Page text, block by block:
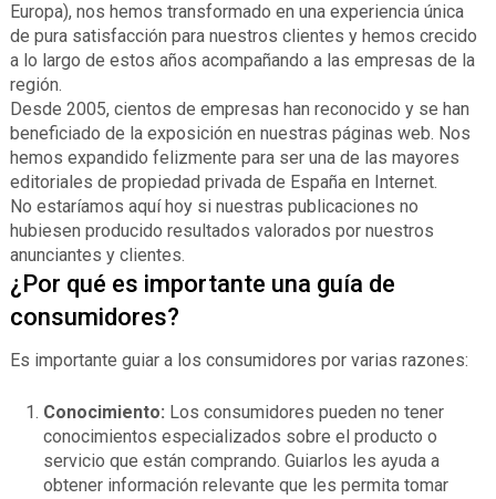
Europa), nos hemos transformado en una experiencia única
de pura satisfacción para nuestros clientes y hemos crecido
a lo largo de estos años acompañando a las empresas de la
región.
Desde 2005, cientos de empresas han reconocido y se han
beneficiado de la exposición en nuestras páginas web. Nos
hemos expandido felizmente para ser una de las mayores
editoriales de propiedad privada de España en Internet.
No estaríamos aquí hoy si nuestras publicaciones no
hubiesen producido resultados valorados por nuestros
anunciantes y clientes.
¿Por qué es importante una guía de
consumidores?
Es importante guiar a los consumidores por varias razones:
Conocimiento: Los consumidores pueden no tener
conocimientos especializados sobre el producto o
servicio que están comprando. Guiarlos les ayuda a
obtener información relevante que les permita tomar